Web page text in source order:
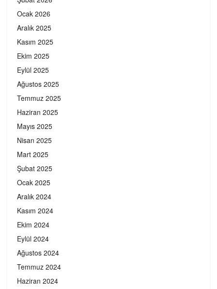
Ocak 2026
Aralık 2025
Kasım 2025
Ekim 2025
Eylül 2025
Ağustos 2025
Temmuz 2025
Haziran 2025
Mayıs 2025
Nisan 2025
Mart 2025
Şubat 2025
Ocak 2025
Aralık 2024
Kasım 2024
Ekim 2024
Eylül 2024
Ağustos 2024
Temmuz 2024
Haziran 2024